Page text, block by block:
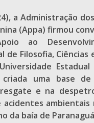
a Administração
(Appa) firmou
ao
de Filosofia, Ciências
Estadual
criada uma base
e na
acidentes ambientais
da baía de